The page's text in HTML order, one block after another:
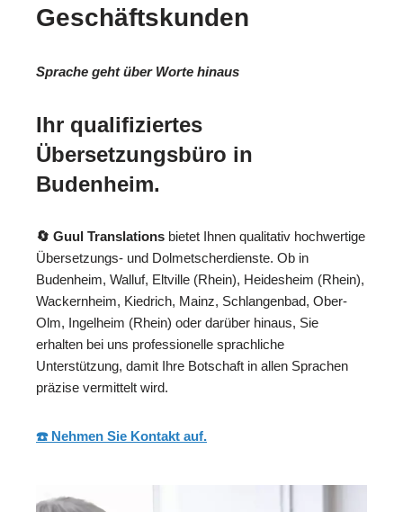
Geschäftskunden
Sprache geht über Worte hinaus
Ihr qualifiziertes
Übersetzungsbüro in
Budenheim.
🔄 Guul Translations bietet Ihnen qualitativ hochwertige
Übersetzungs- und Dolmetscherdienste. Ob in
Budenheim, Walluf, Eltville (Rhein), Heidesheim (Rhein),
Wackernheim, Kiedrich, Mainz, Schlangenbad, Ober-
Olm, Ingelheim (Rhein) oder darüber hinaus, Sie
erhalten bei uns professionelle sprachliche
Unterstützung, damit Ihre Botschaft in allen Sprachen
präzise vermittelt wird.
☎️ Nehmen Sie Kontakt auf.